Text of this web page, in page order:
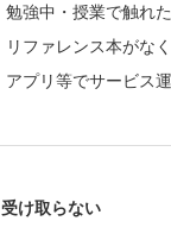
勉強中・授業で触れ
リファレンス本がな
アプリ等でサービス
受け取らない